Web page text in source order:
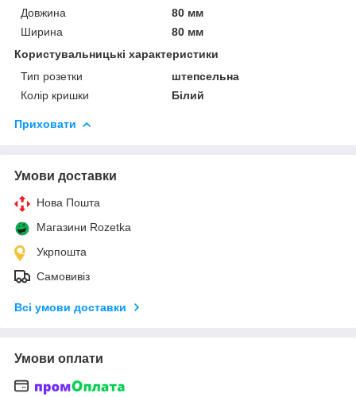
Довжина
80 мм
Ширина
80 мм
Користувальницькі характеристики
Тип розетки
штепсельна
Колір кришки
Білий
Приховати
Умови доставки
Нова Пошта
Магазини Rozetka
Укрпошта
Самовивіз
Всі умови доставки
Умови оплати